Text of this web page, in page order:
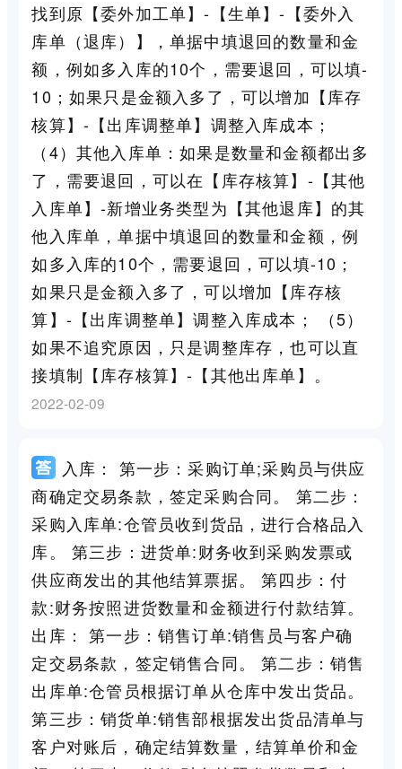
找到原【委外加工单】-【生单】-【委外入
库单（退库）】，单据中填退回的数量和金
额，例如多入库的10个，需要退回，可以填-
10；如果只是金额入多了，可以增加【库存
核算】-【出库调整单】调整入库成本；
（4）其他入库单：如果是数量和金额都出多
了，需要退回，可以在【库存核算】-【其他
入库单】-新增业务类型为【其他退库】的其
他入库单，单据中填退回的数量和金额，例
如多入库的10个，需要退回，可以填-10；
如果只是金额入多了，可以增加【库存核
算】-【出库调整单】调整入库成本； （5）
如果不追究原因，只是调整库存，也可以直
接填制【库存核算】-【其他出库单】。
2022-02-09
入库： 第一步：采购订单;采购员与供应
商确定交易条款，签定采购合同。 第二步：
采购入库单:仓管员收到货品，进行合格品入
库。 第三步：进货单:财务收到采购发票或
供应商发出的其他结算票据。 第四步：付
款:财务按照进货数量和金额进行付款结算。
出库： 第一步：销售订单:销售员与客户确
定交易条款，签定销售合同。 第二步：销售
出库单:仓管员根据订单从仓库中发出货品。
第三步：销货单:销售部根据发出货品清单与
客户对账后，确定结算数量，结算单价和金